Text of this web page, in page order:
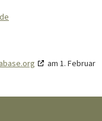
am 1. Februar